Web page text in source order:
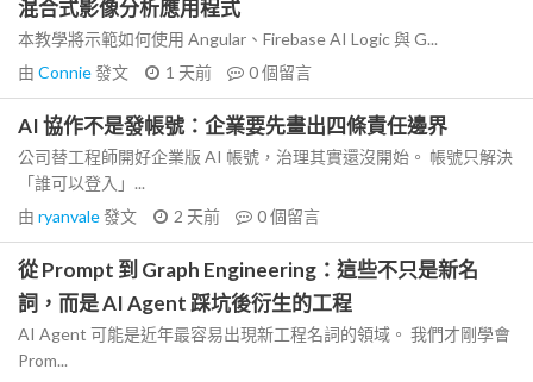
混合式影像分析應用程式
本教學將示範如何使用 Angular、Firebase AI Logic 與 G...
由 Connie發文 1 天前 0個留言
AI 協作不是發帳號：企業要先畫出四條責任邊界
公司替工程師開好企業版 AI 帳號，治理其實還沒開始。 帳號只解決
「誰可以登入」...
由 ryanvale發文 2 天前 0個留言
從 Prompt 到 Graph Engineering：這些不只是新名
詞，而是 AI Agent 踩坑後衍生的工程
AI Agent 可能是近年最容易出現新工程名詞的領域。 我們才剛學會
Prom...